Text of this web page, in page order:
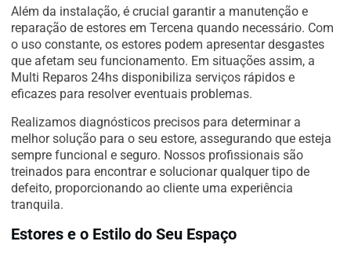
Além da instalação, é crucial garantir a manutenção e
reparação de estores em Tercena quando necessário. Com
o uso constante, os estores podem apresentar desgastes
que afetam seu funcionamento. Em situações assim, a
Multi Reparos 24hs disponibiliza serviços rápidos e
eficazes para resolver eventuais problemas.
Realizamos diagnósticos precisos para determinar a
melhor solução para o seu estore, assegurando que esteja
sempre funcional e seguro. Nossos profissionais são
treinados para encontrar e solucionar qualquer tipo de
defeito, proporcionando ao cliente uma experiência
tranquila.
Estores e o Estilo do Seu Espaço